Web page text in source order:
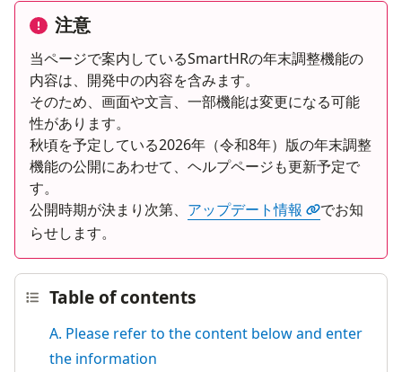
注意
当ページで案内しているSmartHRの年末調整機能の
内容は、開発中の内容を含みます。
そのため、画面や文言、一部機能は変更になる可能
性があります。
秋頃を予定している2026年（令和8年）版の年末調整
機能の公開にあわせて、ヘルプページも更新予定で
す。
公開時期が決まり次第、 アップデート情報
でお知
らせします。
Table of contents
A. Please refer to the content below and enter
the information